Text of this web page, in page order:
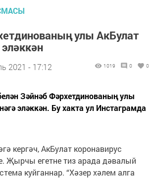
улы АкБулат
2021 - 17:12 1019 0 0
Зәйнәб Фәрхетдинованың улы
эләккән. Бу хакта ул Инстаграмда
кергәч, АкБулат коронавирус
Җырчы егетне тиз арада дәвалый
куйганнар. “Хәзер хәлем алга